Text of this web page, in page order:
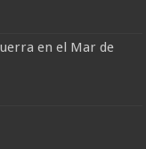
en el Mar de